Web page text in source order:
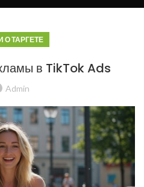
О ТАРГЕТЕ
в TikTok Ads
Admin